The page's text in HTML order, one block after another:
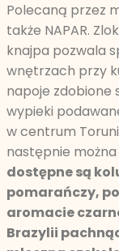
Polecaną przez
także NAPAR.
knajpa pozwala
wnętrzach przy
napoje zdobione
wypieki
w centrum
następnie
dostępne są
pomarańczy,
aromacie
Brazylii